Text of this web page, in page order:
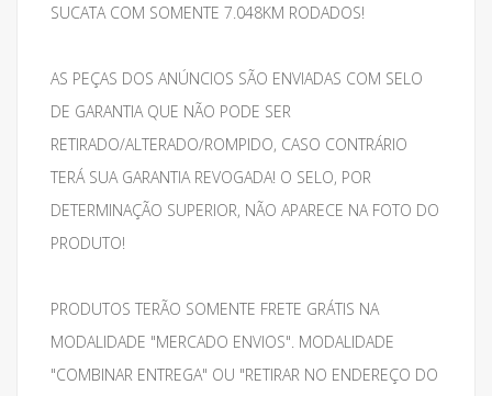
SUCATA COM SOMENTE 7.048KM RODADOS!
AS PEÇAS DOS ANÚNCIOS SÃO ENVIADAS COM SELO
DE GARANTIA QUE NÃO PODE SER
RETIRADO/ALTERADO/ROMPIDO, CASO CONTRÁRIO
TERÁ SUA GARANTIA REVOGADA! O SELO, POR
DETERMINAÇÃO SUPERIOR, NÃO APARECE NA FOTO DO
PRODUTO!
PRODUTOS TERÃO SOMENTE FRETE GRÁTIS NA
MODALIDADE "MERCADO ENVIOS". MODALIDADE
"COMBINAR ENTREGA" OU "RETIRAR NO ENDEREÇO DO